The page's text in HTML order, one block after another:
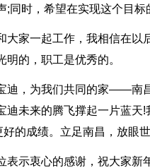
同时，希望在实现这个目标
大家一起工作，我相信在
的，职工是优秀的。
迪，为我们共同的家——南
迪未来的腾飞撑起一片蓝
的成绩。立足南昌，放眼
表示衷心的感谢，祝大家新